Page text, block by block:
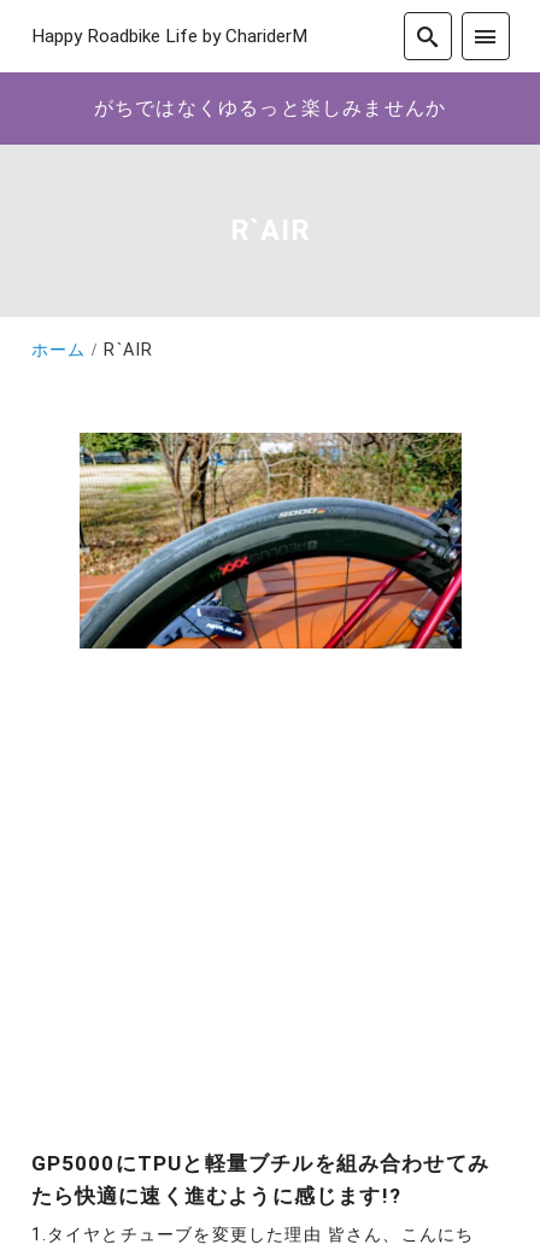
Happy Roadbike Life by ChariderM
がちではなくゆるっと楽しみませんか
R`AIR
ホーム R`AIR
GP5000にTPUと軽量ブチルを組み合わせてみ
たら快適に速く進むように感じます!?
1.タイヤとチューブを変更した理由 皆さん、こんにち